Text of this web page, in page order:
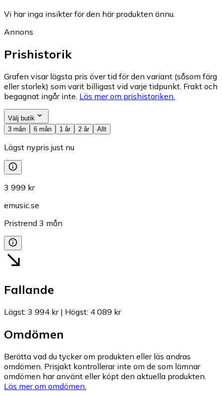
Vi har inga insikter för den här produkten ännu.
Annons
Prishistorik
Grafen visar lägsta pris över tid för den variant (såsom färg
eller storlek) som varit billigast vid varje tidpunkt. Frakt och
begagnat ingår inte. Läs mer om prishistoriken.
Välj butik
3 mån
6 mån 1 år 2 år Allt
Lägst nypris just nu
3 999 kr
emusic.se
Pristrend 3 mån
Fallande
Lägst: 3 994 kr| Högst: 4 089 kr
Omdömen
Berätta vad du tycker om produkten eller läs andras
omdömen. Prisjakt kontrollerar inte om de som lämnar
omdömen har använt eller köpt den aktuella produkten.
Läs mer om omdömen.